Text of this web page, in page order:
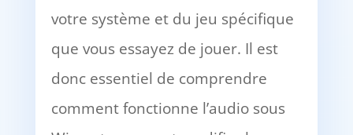
votre système et du jeu spécifique
que vous essayez de jouer. Il est
donc essentiel de comprendre
comment fonctionne l’audio sous